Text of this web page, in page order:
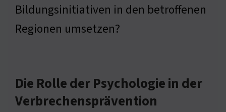
Bildungsinitiativen in den betroffenen
Regionen umsetzen?
Die Rolle der Psychologie in der
Verbrechensprävention